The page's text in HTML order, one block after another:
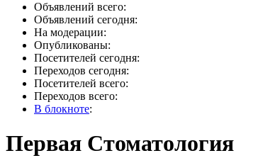
Объявлений всего:
Объявлений сегодня:
На модерации:
Опубликованы:
Посетителей сегодня:
Переходов сегодня:
Посетителей всего:
Переходов всего:
В блокноте:
Первая Стоматология